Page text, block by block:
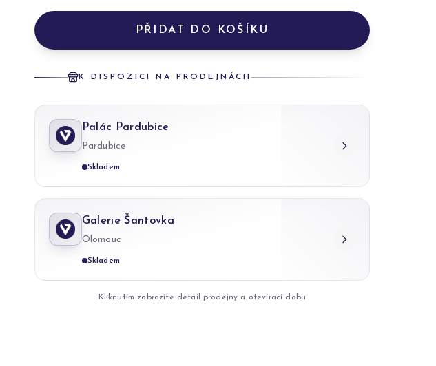
PŘIDAT DO KOŠÍKU
K DISPOZICI NA PRODEJNÁCH
Palác Pardubice
Pardubice
Skladem
Galerie Šantovka
Olomouc
Skladem
Kliknutím zobrazíte detail prodejny a otevírací dobu